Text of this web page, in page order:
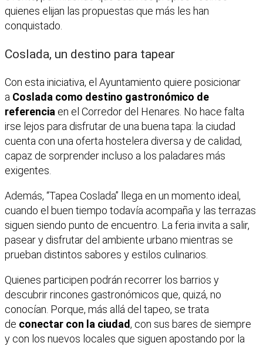
quienes elijan las propuestas que más les han
conquistado.
Coslada, un destino para tapear
Con esta iniciativa, el Ayuntamiento quiere posicionar
a Coslada como destino gastronómico de
referencia en el Corredor del Henares. No hace falta
irse lejos para disfrutar de una buena tapa: la ciudad
cuenta con una oferta hostelera diversa y de calidad,
capaz de sorprender incluso a los paladares más
exigentes.
Además, “Tapea Coslada” llega en un momento ideal,
cuando el buen tiempo todavía acompaña y las terrazas
siguen siendo punto de encuentro. La feria invita a salir,
pasear y disfrutar del ambiente urbano mientras se
prueban distintos sabores y estilos culinarios.
Quienes participen podrán recorrer los barrios y
descubrir rincones gastronómicos que, quizá, no
conocían. Porque, más allá del tapeo, se trata
de conectar con la ciudad, con sus bares de siempre
y con los nuevos locales que siguen apostando por la